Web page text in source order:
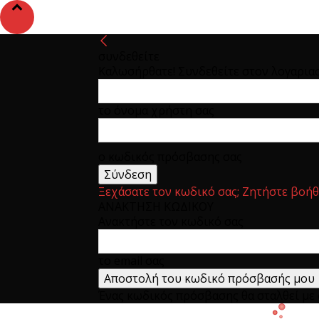
Ξεχάσατε τον κωδικό σας; Ζητήστε